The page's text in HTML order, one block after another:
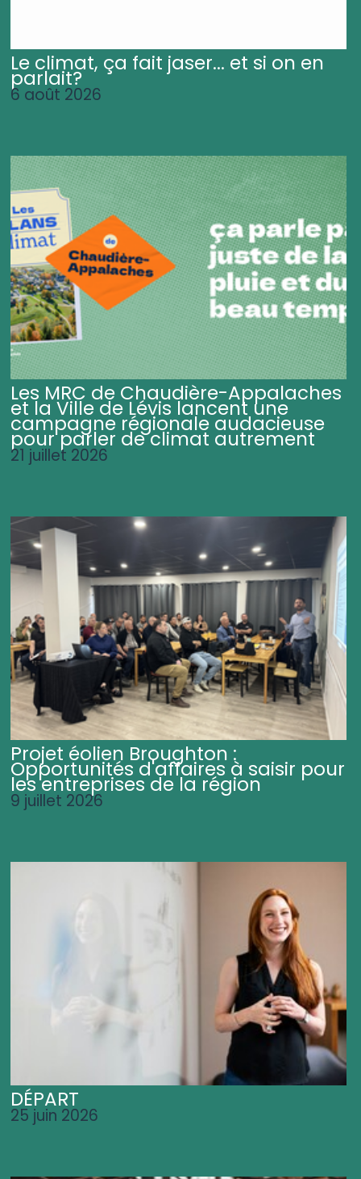
Le climat, ça fait jaser... et si on en
parlait?
6 août 2026
Les MRC de Chaudière-Appalaches
et la Ville de Lévis lancent une
campagne régionale audacieuse
pour parler de climat autrement
21 juillet 2026
Projet éolien Broughton :
Opportunités d'affaires à saisir pour
les entreprises de la région
9 juillet 2026
DÉPART
25 juin 2026